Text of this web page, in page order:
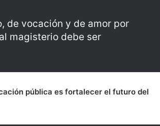
de vocación y de amor por
magisterio debe ser
pública es fortalecer el futuro del